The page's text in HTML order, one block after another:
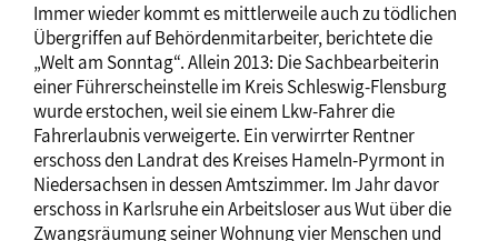
Immer wieder kommt es mittlerweile auch zu tödlichen
Übergriffen auf Behördenmitarbeiter, berichtete die
„Welt am Sonntag“. Allein 2013: Die Sachbearbeiterin
einer Führerscheinstelle im Kreis Schleswig-Flensburg
wurde erstochen, weil sie einem Lkw-Fahrer die
Fahrerlaubnis verweigerte. Ein verwirrter Rentner
erschoss den Landrat des Kreises Hameln-Pyrmont in
Niedersachsen in dessen Amtszimmer. Im Jahr davor
erschoss in Karlsruhe ein Arbeitsloser aus Wut über die
Zwangsräumung seiner Wohnung vier Menschen und